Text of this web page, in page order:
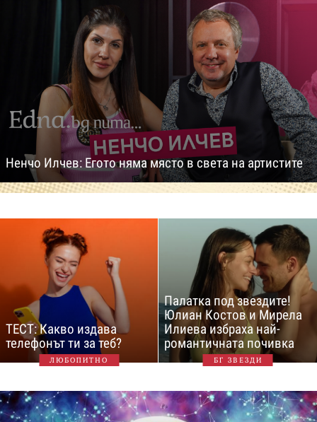
Ненчо Илчев: Егото няма място в света на артистите
ТЕСТ: Какво издава
телефонът ти за теб?
ЛЮБОПИТНО
Палатка под звездите!
Юлиан Костов и Мирела
Илиева избраха най-
романтичната почивка
БГ ЗВЕЗДИ